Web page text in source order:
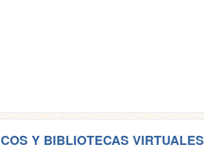
Y BIBLIOTECAS VIRTUALES